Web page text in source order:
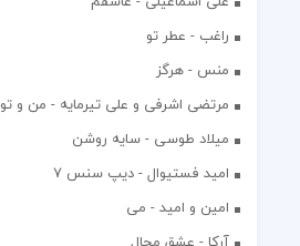
راغب - عطر تو
منس - هرگز
مرتضی اشرفی و علی تیرمایه - من و تو
میلاد طوسی - سایه روشن
اميد فستيوال - ديپ سنس ۷
امین و امید - می